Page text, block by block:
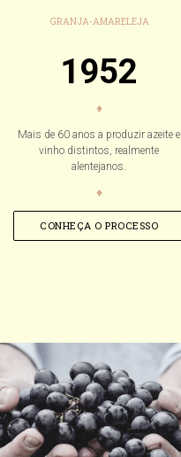
GRANJA-AMARELEJA
1952
♦
Mais de 60 anos a produzir azeite e
vinho distintos, realmente
alentejanos.
♦
CONHEÇA O PROCESSO